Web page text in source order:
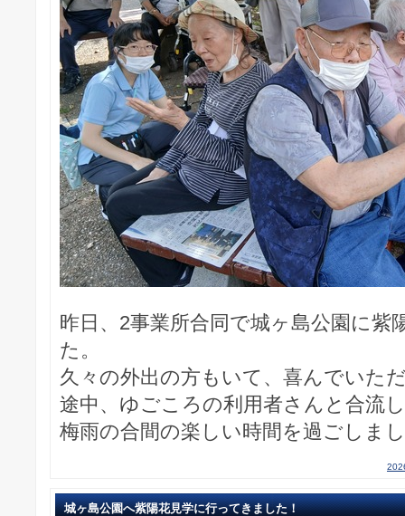
昨日、2事業所合同で城ヶ島公園に紫
た。
久々の外出の方もいて、喜んでいた
途中、ゆごころの利用者さんと合流
梅雨の合間の楽しい時間を過ごしま
城ヶ島公園へ紫陽花見学に行ってきました！